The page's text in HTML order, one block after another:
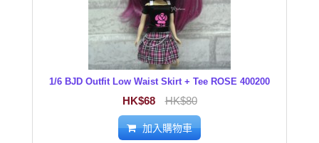
1/6 BJD Outfit Low Waist Skirt + Tee ROSE 400200
HK$68 HK$80
加入購物車